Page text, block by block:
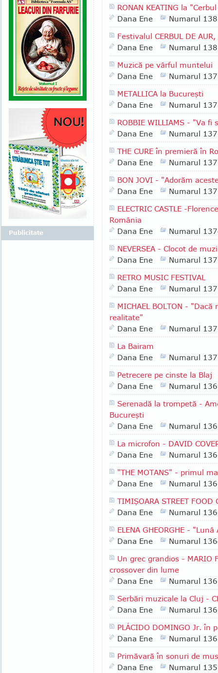
RONAN KEATING la
Dana Ene
Numarul
Festivalul CERBUL DE
Dana Ene
Numarul
Muzică pe vârful muntelui
Dana Ene
Numarul
METALLICA la Bucureşti
Dana Ene
Numarul
ROBBIE WILLIAMS - "Va
Dana Ene
Numarul
THE CURE în premieră în
Dana Ene
Numarul
BON JOVI - "Adorăm
Dana Ene
Numarul
ELECTRIC CASTLE -
România
Dana Ene
Numarul
NEVERSEA - Clocot de
Dana Ene
Numarul
RETRO MUSIC FESTIVAL
Dana Ene
Numarul
MICHAEL BOLTON -
realitate"
Dana Ene
Numarul
La Bairam
Dana Ene
Numarul
Petrecere pe cinste la Blaj
Dana Ene
Numarul
Serenadă la trompetă -
Bucureşti
Dana Ene
Numarul
La microfon - DAVID
Dana Ene
Numarul
"THE MOTANS" - primul
Dana Ene
Numarul
TIMIŞOARA STREET FOOD
Dana Ene
Numarul
ELENA GHEORGHE - "Lunâ
Dana Ene
Numarul
Un grec grandios - MARIO
crossover din lume
Dana Ene
Numarul
Serbări muzicale la Cluj -
Dana Ene
Numarul
PLÁCIDO DOMINGO Jr. în
Dana Ene
Numarul
Primăvară în sonuri de
Dana Ene
Numarul
Publicitate